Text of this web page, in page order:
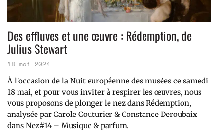
Des effluves et une œuvre : Rédemption, de
Julius Stewart
18 mai 2024
À l’occasion de la Nuit européenne des musées ce samedi
18 mai, et pour vous inviter à respirer les œuvres, nous
vous proposons de plonger le nez dans Rédemption,
analysée par Carole Couturier & Constance Deroubaix
dans Nez#14 – Musique & parfum.